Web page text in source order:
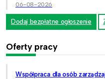
06-08-2026
Dodaj bezpłatne ogłoszenie
Oferty pracy
Współpraca dla osób